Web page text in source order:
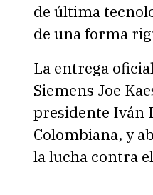
de última
de una forma
La entrega
Siemens Joe
presidente Iván
Colombiana, y
la lucha contra el